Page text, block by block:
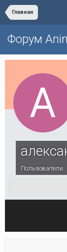
Главная
Форум
Пользователи